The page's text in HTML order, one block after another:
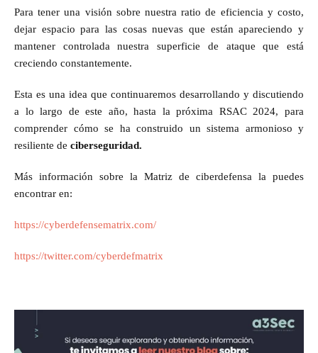
Para tener una visión sobre nuestra ratio de eficiencia y costo,
dejar espacio para las cosas nuevas que están apareciendo y
mantener controlada nuestra superficie de ataque que está
creciendo constantemente.
Esta es una idea que continuaremos desarrollando y discutiendo
a lo largo de este año, hasta la próxima RSAC 2024, para
comprender cómo se ha construido un sistema armonioso y
resiliente de ciberseguridad.
Más información sobre la Matriz de ciberdefensa la puedes
encontrar en:
https://cyberdefensematrix.com/
https://twitter.com/cyberdefmatrix